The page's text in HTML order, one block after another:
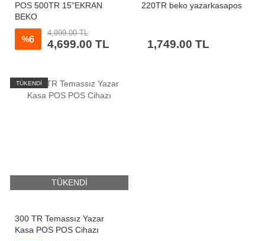
POS 500TR 15"EKRAN
BEKO
%6
4,999.00 TL
4,699.00 TL
220TR beko yazarkasapos
1,749.00 TL
TÜKENDİ
TÜKENDİ
300 TR Temassız Yazar
Kasa POS POS Cihazı